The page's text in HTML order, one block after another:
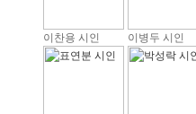
이찬용 시인 이병두 시인